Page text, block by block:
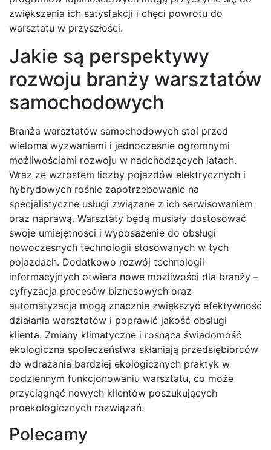
zwiększenia ich satysfakcji i chęci powrotu do
warsztatu w przyszłości.
Jakie są perspektywy
rozwoju branży warsztatów
samochodowych
Branża warsztatów samochodowych stoi przed
wieloma wyzwaniami i jednocześnie ogromnymi
możliwościami rozwoju w nadchodzących latach.
Wraz ze wzrostem liczby pojazdów elektrycznych i
hybrydowych rośnie zapotrzebowanie na
specjalistyczne usługi związane z ich serwisowaniem
oraz naprawą. Warsztaty będą musiały dostosować
swoje umiejętności i wyposażenie do obsługi
nowoczesnych technologii stosowanych w tych
pojazdach. Dodatkowo rozwój technologii
informacyjnych otwiera nowe możliwości dla branży –
cyfryzacja procesów biznesowych oraz
automatyzacja mogą znacznie zwiększyć efektywność
działania warsztatów i poprawić jakość obsługi
klienta. Zmiany klimatyczne i rosnąca świadomość
ekologiczna społeczeństwa skłaniają przedsiębiorców
do wdrażania bardziej ekologicznych praktyk w
codziennym funkcjonowaniu warsztatu, co może
przyciągnąć nowych klientów poszukujących
proekologicznych rozwiązań.
Polecamy